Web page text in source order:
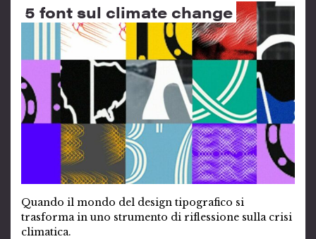
5 font sul climate change
Quando il mondo del design tipografico si
trasforma in uno strumento di riflessione sulla crisi
climatica.